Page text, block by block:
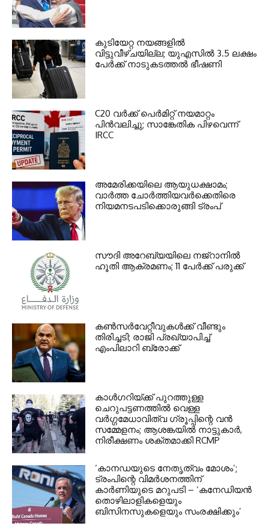
കുടിയേറ്റ നയങ്ങളില്‍
വിട്ടുവീഴ്ചയില്ല; യുഎസില്‍ 3.5 ലക്ഷം
പേര്‍ക്ക് നാടുകടത്തല്‍ ഭീഷണി
C20 വര്‍ക്ക് പെര്‍മിറ്റ് നയമാറ്റം
പിന്‍വലിച്ചു; സാങ്കേതിക പിഴവെന്ന്
IRCC
അമേരിക്കയിലെ ആയുധക്ഷാമം;
വാര്‍ത്ത ചോര്‍ത്തിയവര്‍ക്കെതിരെ
നിയമനടപടിക്കൊരുങ്ങി ട്രംപ്
സൗദി അറേബ്യയിലെ നജ്റാനില്‍
ഹൂതി ആക്രമണം; 11 പേര്‍ക്ക് പരുക്ക്
കണ്‍സര്‍വേറ്റീവുകള്‍ക്ക് വീണ്ടും
തിരിച്ചടി; രാജി പ്രഖ്യാപിച്ച്
എംപിലാറി ബ്രോക്ക്
കാൾഗറിയ്ക്ക് പുറത്തുള്ള
ചെറുപട്ടണത്തിൽ വെള്ള
വർഗ്ഗമേധാവിത്വ ഗ്രൂപ്പിന്റെ വൻ
സമ്മേളനം; ആശങ്കയിൽ നാട്ടുകാർ,
നിരീക്ഷണം ശക്തമാക്കി RCMP
‘കാനഡയുടെ നേതൃത്വം മോശം’;
ട്രംപിന്റെ വിമർശനത്തിന്
കാർണിയുടെ മറുപടി – ‘കനേഡിയൻ
തൊഴിലാളികളെയും
ബിസിനസുകളെയും സംരക്ഷിക്കും’